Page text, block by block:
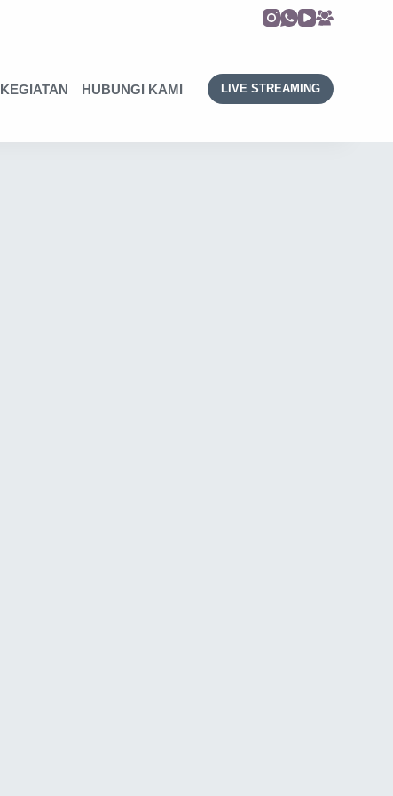
KEGIATAN HUBUNGI KAMI LIVE STREAMING